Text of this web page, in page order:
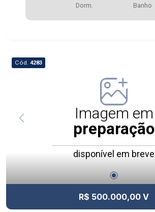
Dorm. Banho
Cód. 4283
Imagem em
preparação
disponível em breve
R$ 500.000,00 V